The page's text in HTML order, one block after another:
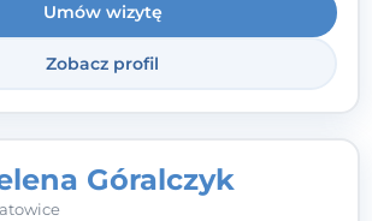
Umów wizytę
Zobacz profil
Góralczyk